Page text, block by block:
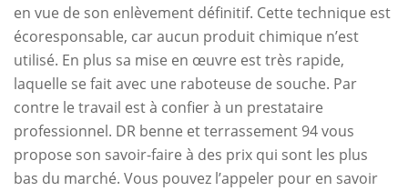
en vue de son enlèvement définitif. Cette technique est
écoresponsable, car aucun produit chimique n’est
utilisé. En plus sa mise en œuvre est très rapide,
laquelle se fait avec une raboteuse de souche. Par
contre le travail est à confier à un prestataire
professionnel. DR benne et terrassement 94 vous
propose son savoir-faire à des prix qui sont les plus
bas du marché. Vous pouvez l’appeler pour en savoir